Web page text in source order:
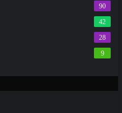
90
42
28
9